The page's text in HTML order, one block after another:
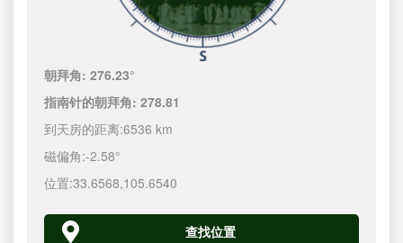
朝拜角:276.23°
指南针的朝拜角:278.81
到天房的距离:6536 km
磁偏角:-2.58°
位置:33.6568,105.6540
查找位置